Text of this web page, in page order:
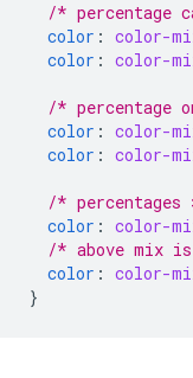
/* percentage
color : color-
color : color-
/* percentage
color : color-
color : color-
/* percentages
color : color-
/* above mix
color : color-
}